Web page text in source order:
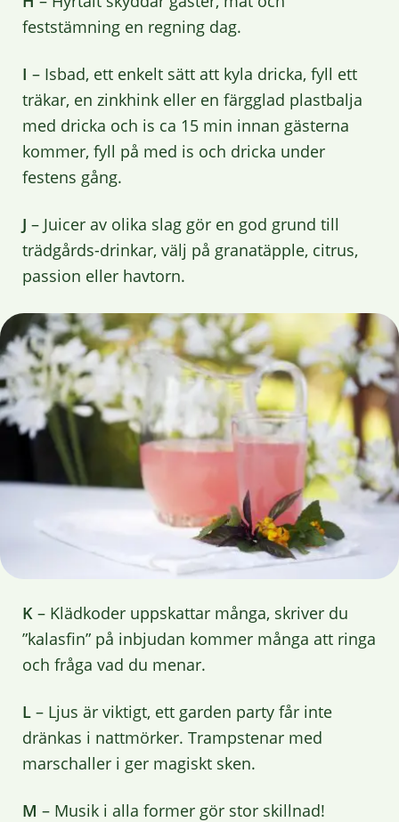
feststämning en regning dag.
I – Isbad, ett enkelt sätt att kyla dricka, fyll ett
träkar, en zinkhink eller en färgglad plastbalja
med dricka och is ca 15 min innan gästerna
kommer, fyll på med is och dricka under
festens gång.
J – Juicer av olika slag gör en god grund till
trädgårds-drinkar, välj på granatäpple, citrus,
passion eller havtorn.
K – Klädkoder uppskattar många, skriver du
”kalasfin” på inbjudan kommer många att ringa
och fråga vad du menar.
L – Ljus är viktigt, ett garden party får inte
dränkas i nattmörker. Trampstenar med
marschaller i ger magiskt sken.
M – Musik i alla former gör stor skillnad!